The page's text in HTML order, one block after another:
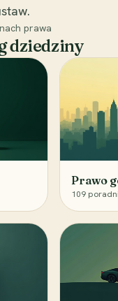
prawa
dziedziny
Prawo
109